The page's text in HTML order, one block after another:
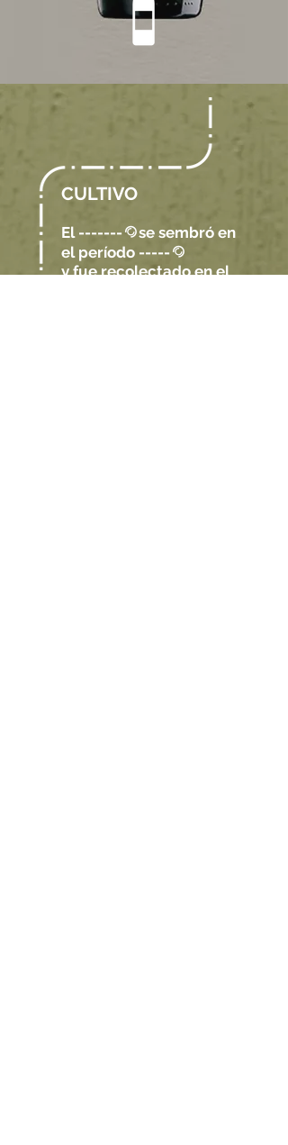
CULTIVO
El ------- @ se sembró en
el período ----- @
y fue recolectado en el